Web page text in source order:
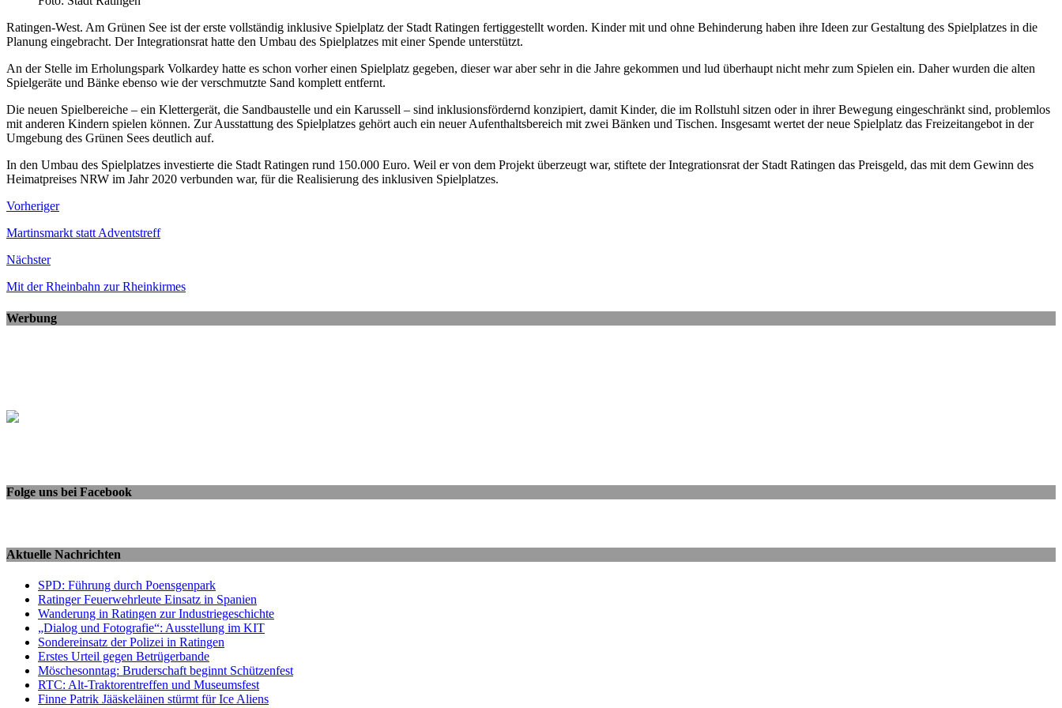
Ratingen-West. Am Grünen See ist der erste vollständig inklusive Spielplatz der Stadt Ratingen fertiggestellt worden. Kinder mit und ohne Behinderung haben ihre Ideen zur Gestaltung des Spielplatzes in die
Planung eingebracht. Der Integrationsrat hatte den Umbau des Spielplatzes mit einer Spende unterstützt.
An der Stelle im Erholungspark Volkardey hatte es schon vorher einen Spielplatz gegeben, dieser war aber sehr in die Jahre gekommen und lud überhaupt nicht mehr zum Spielen ein. Daher wurden die alten
Spielgeräte und Bänke ebenso wie der verschmutzte Sand komplett entfernt.
Die neuen Spielbereiche – ein Klettergerät, die Sandbaustelle und ein Karussell – sind inklusionsfördernd konzipiert, damit Kinder, die im Rollstuhl sitzen oder in ihrer Bewegung eingeschränkt sind, problemlos
mit anderen Kindern spielen können. Zur Ausstattung des Spielplatzes gehört auch ein neuer Aufenthaltsbereich mit zwei Bänken und Tischen. Insgesamt wertet der neue Spielplatz das Freizeitangebot in der
Umgebung des Grünen Sees deutlich auf.
In den Umbau des Spielplatzes investierte die Stadt Ratingen rund 150.000 Euro. Weil er von dem Projekt überzeugt war, stiftete der Integrationsrat der Stadt Ratingen das Preisgeld, das mit dem Gewinn des
Heimatpreises NRW im Jahr 2020 verbunden war, für die Realisierung des inklusiven Spielplatzes.
Vorheriger
Martinsmarkt statt Adventstreff
Nächster
Mit der Rheinbahn zur Rheinkirmes
Werbung
Folge uns bei Facebook
Aktuelle Nachrichten
SPD: Führung durch Poensgenpark
Ratinger Feuerwehrleute Einsatz in Spanien
Wanderung in Ratingen zur Industriegeschichte
„Dialog und Fotografie“: Ausstellung im KIT
Sondereinsatz der Polizei in Ratingen
Erstes Urteil gegen Betrügerbande
Möschesonntag: Bruderschaft beginnt Schützenfest
RTC: Alt-Traktorentreffen und Museumsfest
Finne Patrik Jääskeläinen stürmt für Ice Aliens